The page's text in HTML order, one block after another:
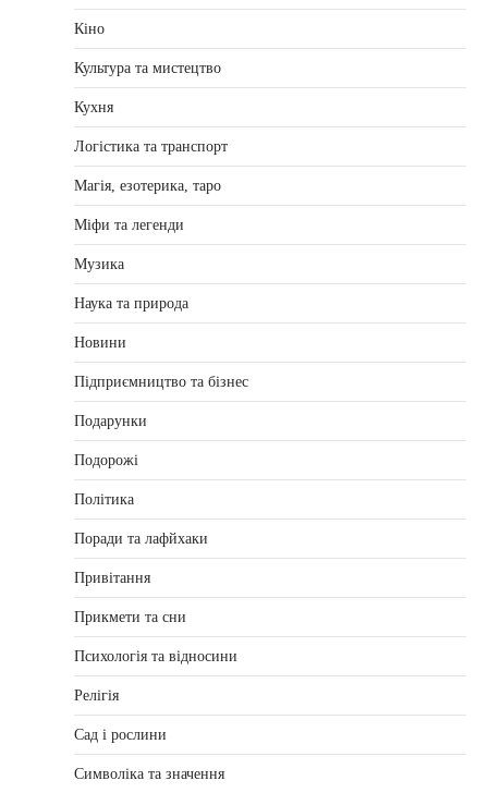
Кіно
Культура та мистецтво
Кухня
Логістика та транспорт
Магія, езотерика, таро
Міфи та легенди
Музика
Наука та природа
Новини
Підприємництво та бізнес
Подарунки
Подорожі
Політика
Поради та лафйхаки
Привітання
Прикмети та сни
Психологія та відносини
Релігія
Сад і рослини
Символіка та значення